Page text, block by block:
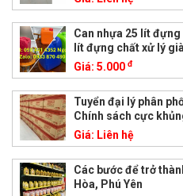
Can nhựa 25 lít
lít đựng chất xử lý
Giá: 5.000 đ
Tuyển đại lý phân
Chính sách cực
Giá: Liên hệ
Các bước để trở
Hòa, Phú Yên